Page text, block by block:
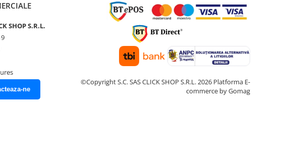
SHOP S.R.L.
ne
©Copyright S.C. SAS CLICK SHOP S.R.L. 2026 Platforma E-
commerce by Gomag